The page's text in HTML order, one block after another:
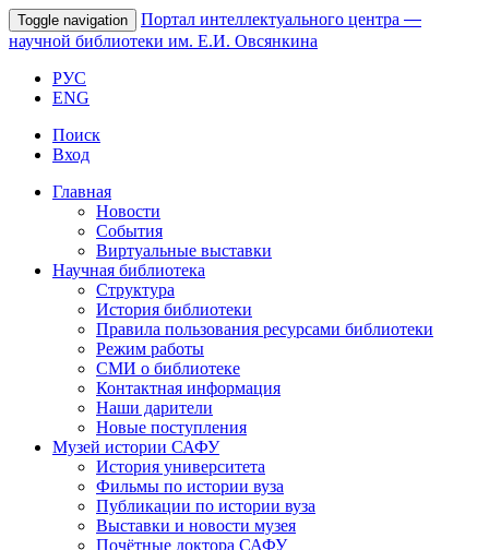
Toggle navigation Портал интеллектуального центра —
научной библиотеки им. Е.И. Овсянкина
РУС
ENG
Поиск
Вход
Главная
Новости
События
Виртуальные выставки
Научная библиотека
Структура
История библиотеки
Правила пользования ресурсами библиотеки
Режим работы
СМИ о библиотеке
Контактная информация
Наши дарители
Новые поступления
Музей истории САФУ
История университета
Фильмы по истории вуза
Публикации по истории вуза
Выставки и новости музея
Почётные доктора САФУ